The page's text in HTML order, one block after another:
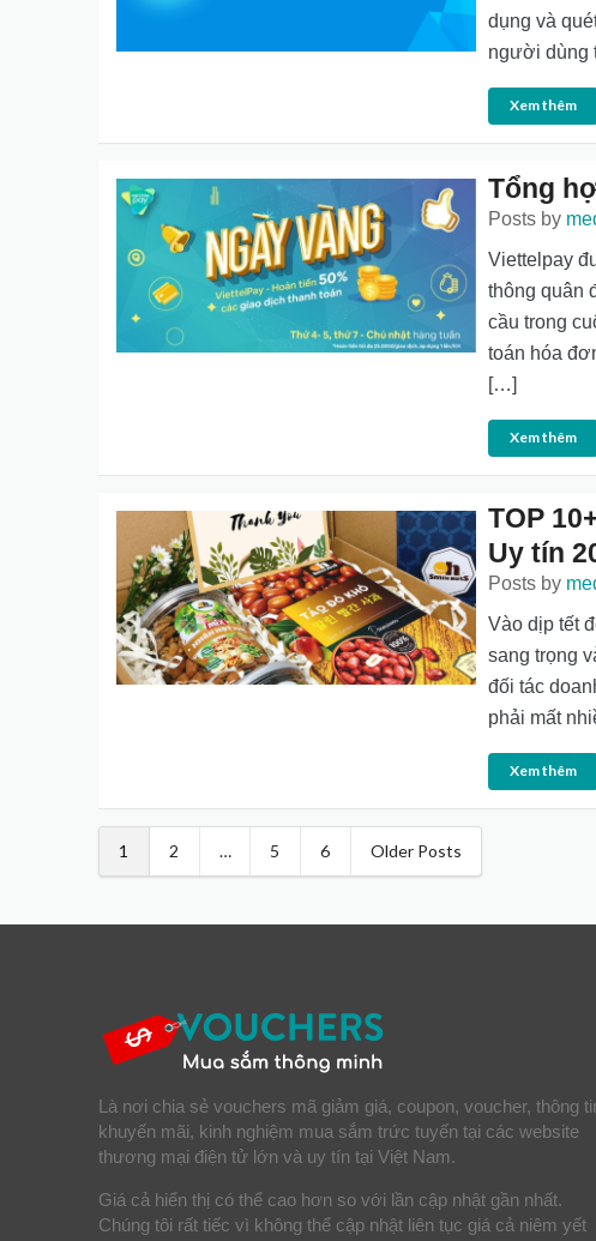
dụng và
người dùng
Xem thêm
Tổng
Posts by
Viettelpay
thông quân
cầu trong
toán hóa
[…]
Xem thêm
TOP
Uy tín
Posts by
Vào dịp tết
sang trọng
đối tác
phải mất
Xem thêm
1 2 … 5 6 Older Posts
Là nơi chia sẻ vouchers mã giảm giá, coupon, voucher, thông
khuyến mãi, kinh nghiệm mua sắm trức tuyến tại các website
thương mại điện tử lớn và uy tín tại Việt Nam.
Giá cả hiển thị có thể cao hơn so với lần cập nhật gần nhất.
Chúng tôi rất tiếc vì không thể cập nhật liên tục giá cả niêm yết